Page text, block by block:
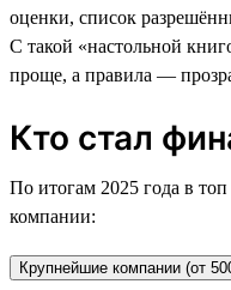
оценки, список
С такой «настольной
проще, а правила —
Кто стал
По итогам 2025 года в
компании:
Крупнейшие компании (от